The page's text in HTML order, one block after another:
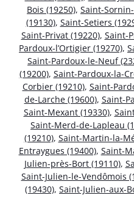
Bois (19250), Saint-
(19130), Saint-Setiers
Saint-Privat (19220), Saint-
Pardoux-l’Ortigier (19270),
Saint-Pardoux-le-Neuf
(19200), Saint-Pardoux-la-
Corbier (19210), Saint-
de-Larche (19600), Saint-
Saint-Mexant (19330),
Saint-Merd-de-Lapleau
(19210), Saint-Martin-la-
Entraygues (19400), Saint-
Julien-près-Bort (19110),
Saint-Julien-le-Vendômois
(19430), Saint-Julien-aux-